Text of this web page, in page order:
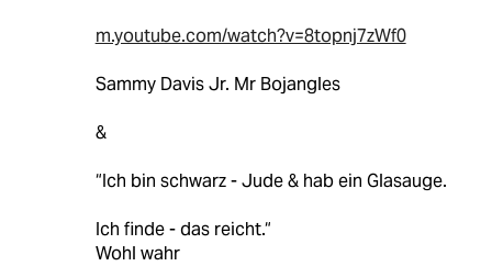
m.youtube.com/watch?v=8topnj7zWf0
Sammy Davis Jr. Mr Bojangles
&
“Ich bin schwarz - Jude & hab ein Glasauge.
Ich finde - das reicht.“
Wohl wahr